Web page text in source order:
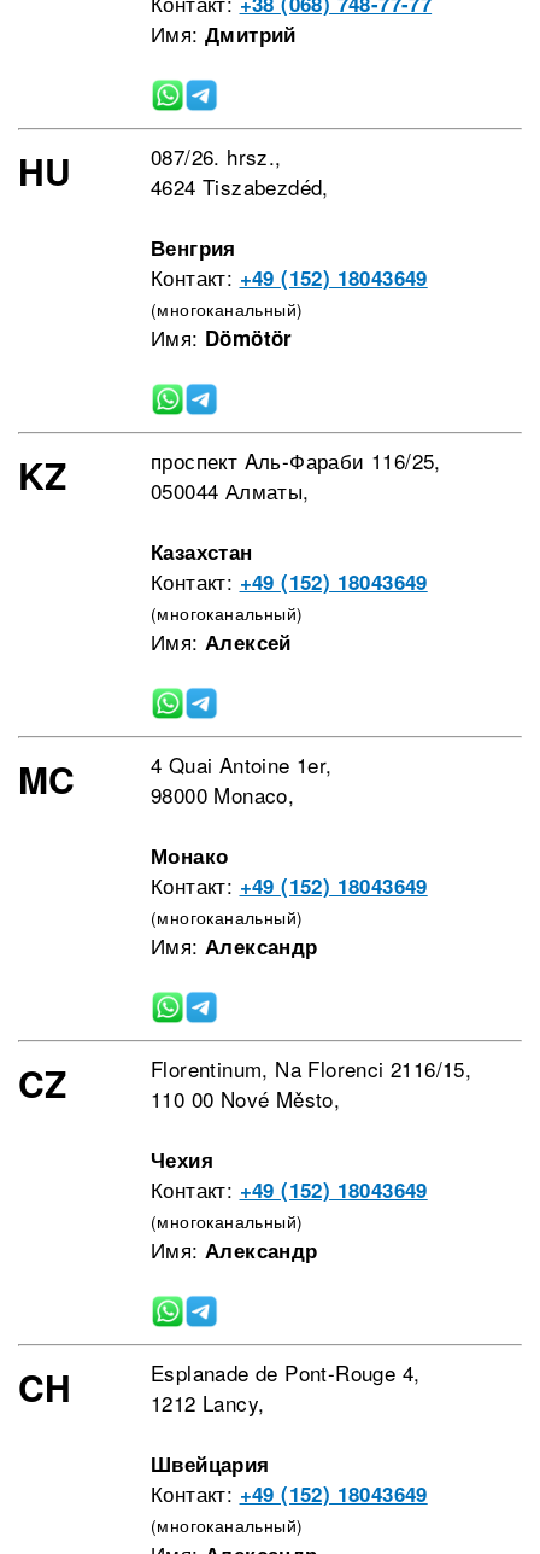
Имя: Дмитрий
HU
087/26. hrsz.,
4624 Tiszabezdéd,
Венгрия
Контакт: +49 (152) 18043649
(многоканальный)
Имя: Dömötör
KZ
проспект Aль-Фараби 116/25,
050044 Алматы,
Казахстан
Контакт: +49 (152) 18043649
(многоканальный)
Имя: Алексей
MC
4 Quai Antoine 1er,
98000 Monaco,
Монако
Контакт: +49 (152) 18043649
(многоканальный)
Имя: Александр
CZ
Florentinum, Na Florenci 2116/15,
110 00 Nové Město,
Чехия
Контакт: +49 (152) 18043649
(многоканальный)
Имя: Александр
CH
Esplanade de Pont-Rouge 4,
1212 Lancy,
Швейцария
Контакт: +49 (152) 18043649
(многоканальный)